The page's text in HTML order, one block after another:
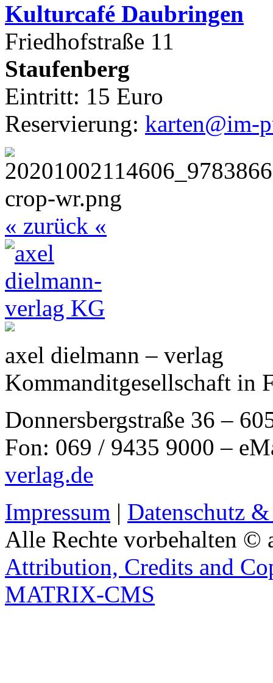
Kulturcafé Daubringen
Friedhofstraße 11
Staufenberg
Eintritt: 15 Euro
Reservierung: karten@im-
« zurück «
axel dielmann – verlag
Kommanditgesellschaft in
Donnersbergstraße 36 –
Fon: 069 / 9435 9000 –
verlag.de
Impressum | Datenschutz
Alle Rechte vorbehalten ©
Attribution, Credits and
MATRIX-CMS